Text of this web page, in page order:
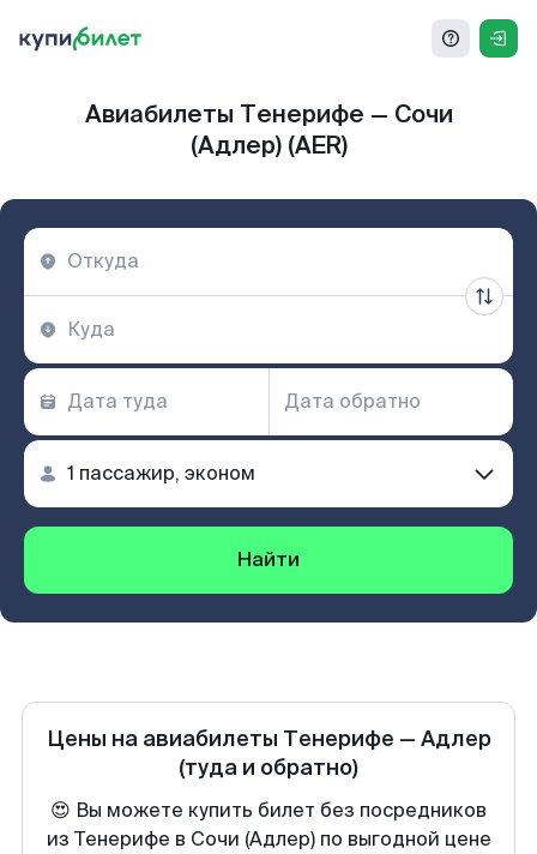
Авиабилеты Тенерифе — Сочи
(Адлер) (AER)
Найти
Цены на авиабилеты Тенерифе — Адлер
(туда и обратно)
😍 Вы можете купить билет без посредников
из Тенерифе в Сочи (Адлер) по выгодной цене